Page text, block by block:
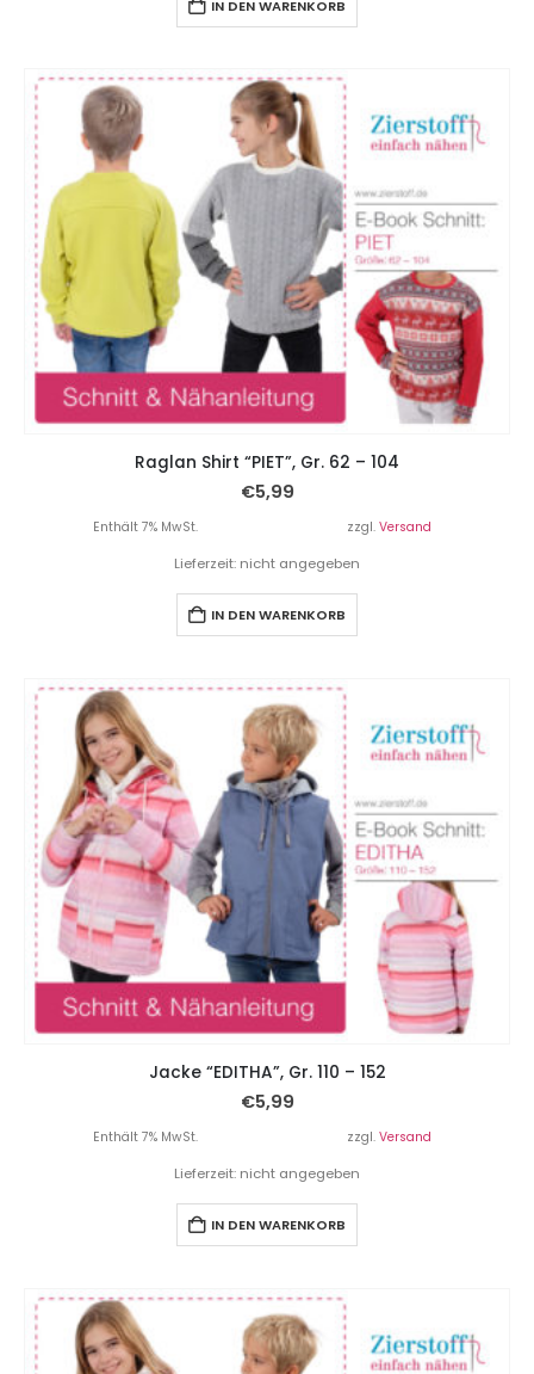
IN DEN WARENKORB
Raglan Shirt “PIET”, Gr. 62 – 104
€5,99
Enthält 7% MwSt. zzgl. Versand
Lieferzeit: nicht angegeben
IN DEN WARENKORB
Jacke “EDITHA”, Gr. 110 – 152
€5,99
Enthält 7% MwSt. zzgl. Versand
Lieferzeit: nicht angegeben
IN DEN WARENKORB